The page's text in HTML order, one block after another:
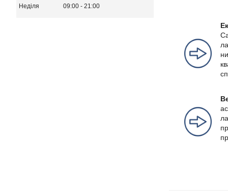
Неділя
09:00 21:00